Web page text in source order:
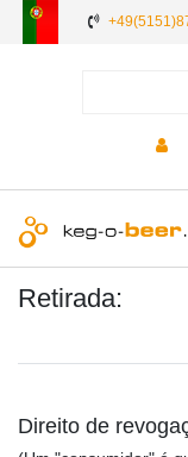
Retirada:
Direito de